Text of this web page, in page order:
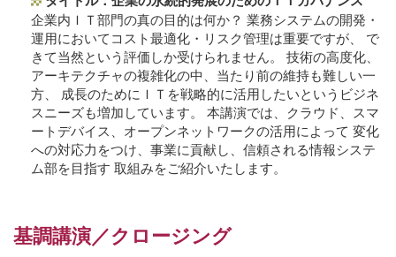
企業内ＩＴ部門の真の目的は何か？ 業務システムの開発・
運用においてコスト最適化・リスク管理は重要ですが、 で
きて当然という評価しか受けられません。 技術の高度化、
アーキテクチャの複雑化の中、当たり前の維持も難しい一
方、 成長のためにＩＴを戦略的に活用したいというビジネ
スニーズも増加しています。 本講演では、クラウド、スマ
ートデバイス、オープンネットワークの活用によって 変化
への対応力をつけ、事業に貢献し、信頼される情報システ
ム部を目指す 取組みをご紹介いたします。
基調講演／クロージング